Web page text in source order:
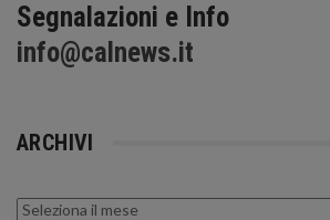
Segnalazioni e Info
info@calnews.it
ARCHIVI
Archivi